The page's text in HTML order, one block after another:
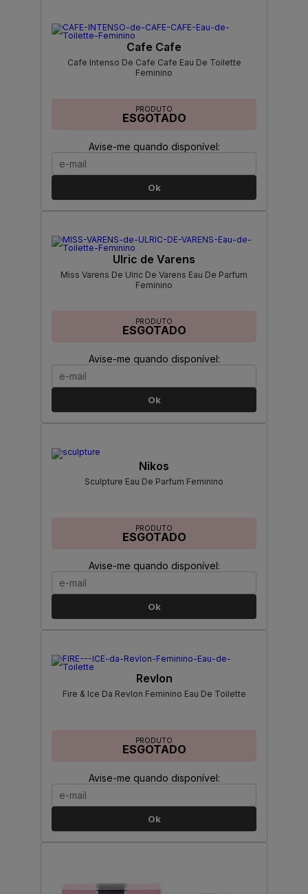
Cafe Cafe
Cafe Intenso De Cafe Cafe Eau De Toilette
Feminino
PRODUTO
ESGOTADO
Avise-me quando disponível:
Ok
Ulric de Varens
Miss Varens De Ulric De Varens Eau De Parfum
Feminino
PRODUTO
ESGOTADO
Avise-me quando disponível:
Ok
Nikos
Sculpture Eau De Parfum Feminino
PRODUTO
ESGOTADO
Avise-me quando disponível:
Ok
Revlon
Fire & Ice Da Revlon Feminino Eau De Toilette
PRODUTO
ESGOTADO
Avise-me quando disponível:
Ok